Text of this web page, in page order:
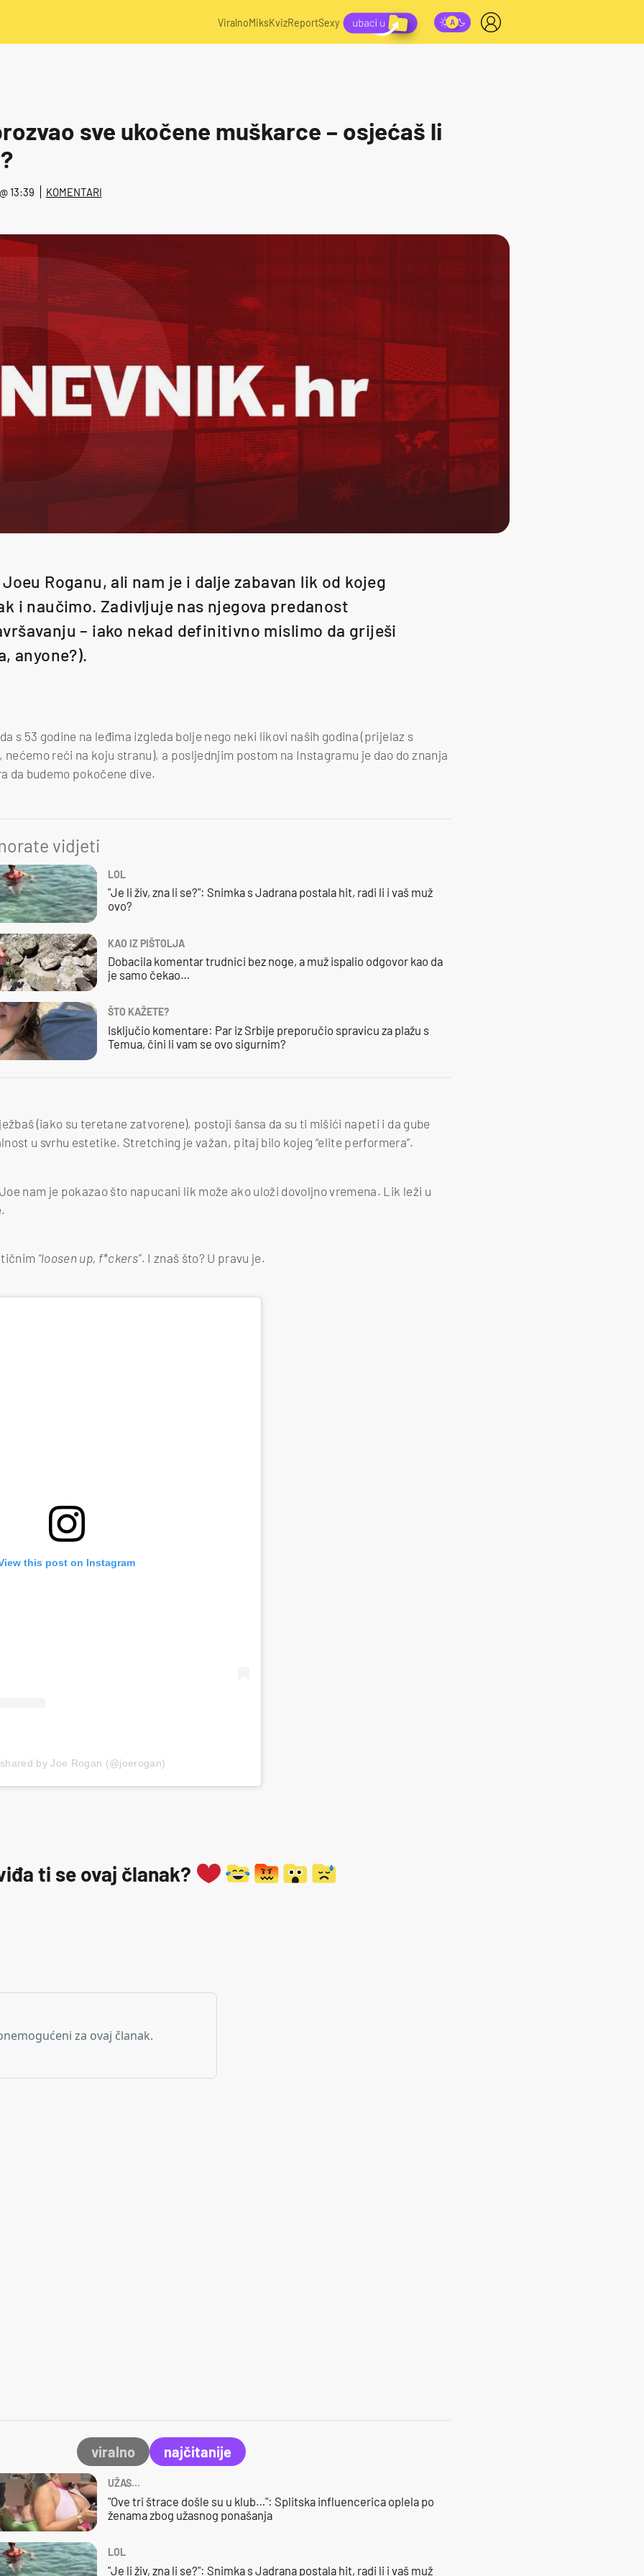
ViralnoMiksKvizReportSexy
sve ukočene muškarce – osjećaš li
13:39 KOMENTARI
Roganu, ali nam je i dalje zabavan lik od kojeg
i naučimo. Zadivljuje nas njegova predanost
– iako nekad definitivno mislimo da griješi
anyone?).
s 53 godine na leđima izgleda bolje nego neki likovi naših godina (prijelaz s
reći na koju stranu), a posljednjim postom na Instagramu je dao do znanja
da budemo pokočene dive.
vidjeti
LOL
"Je li živ, zna li se?": Snimka s Jadrana postala hit, radi li i vaš muž
ovo?
KAO IZ PIŠTOLJA
Dobacila komentar trudnici bez noge, a muž ispalio odgovor kao da
je samo čekao…
ŠTO KAŽETE?
Isključio komentare: Par iz Srbije preporučio spravicu za plažu s
Temua, čini li vam se ovo sigurnim?
(iako su teretane zatvorene), postoji šansa da su ti mišići napeti i da gube
u svrhu estetike. Stretching je važan, pitaj bilo kojeg “elite performera”.
nam je pokazao što napucani lik može ako uloži dovoljno vremena. Lik leži u
“loosen up, f*ckers”. I znaš što? U pravu je.
this post on Instagram
by Joe Rogan (@joerogan)
ti se ovaj članak?
za ovaj članak.
viralno najčitanije
UŽAS…
"Ove tri štrace došle su u klub…": Splitska influencerica oplela po
ženama zbog užasnog ponašanja
LOL
"Je li živ, zna li se?": Snimka s Jadrana postala hit, radi li i vaš muž